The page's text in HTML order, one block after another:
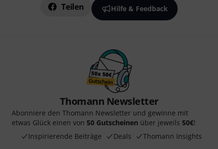
Teilen Hilfe & Feedback
Thomann Newsletter
Abonniere den Thomann Newsletter und gewinne mit
etwas Glück einen von 50 Gutscheinen über jeweils 50€!
Inspirierende Beiträge
Deals Thomann Insights